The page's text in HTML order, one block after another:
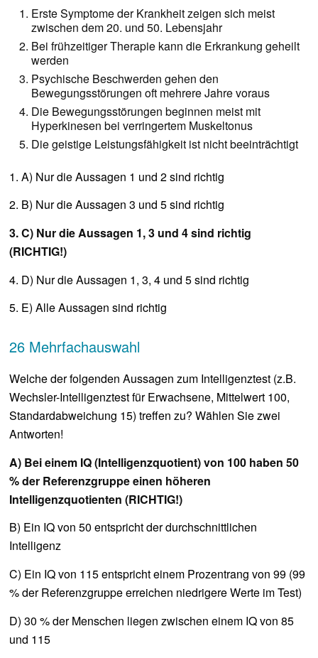
Erste Symptome der Krankheit zeigen sich meist
zwischen dem 20. und 50. Lebensjahr
Bei frühzeitiger Therapie kann die Erkrankung geheilt
werden
Psychische Beschwerden gehen den
Bewegungsstörungen oft mehrere Jahre voraus
Die Bewegungsstörungen beginnen meist mit
Hyperkinesen bei verringertem Muskeltonus
Die geistige Leistungsfähigkeit ist nicht beeinträchtigt
1. A) Nur die Aussagen 1 und 2 sind richtig
2. B) Nur die Aussagen 3 und 5 sind richtig
3. C) Nur die Aussagen 1, 3 und 4 sind richtig
(RICHTIG!)
4. D) Nur die Aussagen 1, 3, 4 und 5 sind richtig
5. E) Alle Aussagen sind richtig
26 Mehrfachauswahl
Welche der folgenden Aussagen zum Intelligenztest (z.B.
Wechsler-Intelligenztest für Erwachsene, Mittelwert 100,
Standardabweichung 15) treffen zu? Wählen Sie zwei
Antworten!
A) Bei einem IQ (Intelligenzquotient) von 100 haben 50
% der Referenzgruppe einen höheren
Intelligenzquotienten (RICHTIG!)
B) Ein IQ von 50 entspricht der durchschnittlichen
Intelligenz
C) Ein IQ von 115 entspricht einem Prozentrang von 99 (99
% der Referenzgruppe erreichen niedrigere Werte im Test)
D) 30 % der Menschen liegen zwischen einem IQ von 85
und 115